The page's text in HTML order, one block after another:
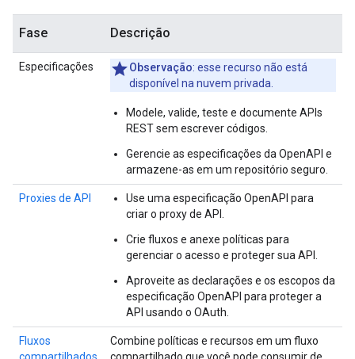
Fase Descrição
Especificações Observação: esse recurso não está
disponível na nuvem privada.
Modele, valide, teste e documente APIs
REST sem escrever códigos.
Gerencie as especificações da OpenAPI e
armazene-as em um repositório seguro.
Proxies de API
Use uma especificação OpenAPI para
criar o proxy de API.
Crie fluxos e anexe políticas para
gerenciar o acesso e proteger sua API.
Aproveite as declarações e os escopos da
especificação OpenAPI para proteger a
API usando o OAuth.
Fluxos
Combine políticas e recursos em um fluxo